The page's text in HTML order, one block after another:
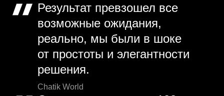
Результат превзошел все
возможные ожидания,
реально, мы были в шоке
от простоты и элегантности
решения.
Chatik World